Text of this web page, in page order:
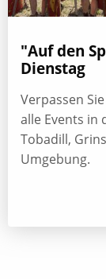
"Auf den
Dienstag
Verpassen
alle Events in
Tobadill,
Umgebung.